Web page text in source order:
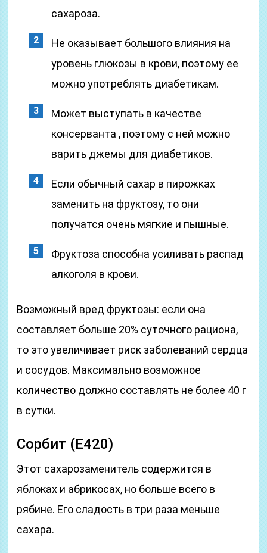
сахароза.
Не оказывает большого влияния на
уровень глюкозы в крови, поэтому ее
можно употреблять диабетикам.
Может выступать в качестве
консерванта , поэтому с ней можно
варить джемы для диабетиков.
Если обычный сахар в пирожках
заменить на фруктозу, то они
получатся очень мягкие и пышные.
Фруктоза способна усиливать распад
алкоголя в крови.
Возможный вред фруктозы: если она
составляет больше 20% суточного рациона,
то это увеличивает риск заболеваний сердца
и сосудов. Максимально возможное
количество должно составлять не более 40 г
в сутки.
Сорбит (Е420)
Этот сахарозаменитель содержится в
яблоках и абрикосах, но больше всего в
рябине. Его сладость в три раза меньше
сахара.